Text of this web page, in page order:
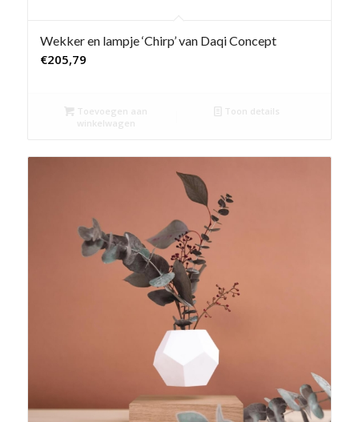
Wekker en lampje ‘Chirp’ van Daqi Concept
€205,79
Toevoegen aan
winkelwagen
Toon details